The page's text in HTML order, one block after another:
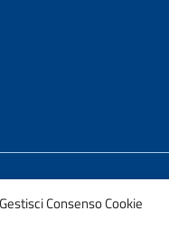
Gestisci Consenso Cookie